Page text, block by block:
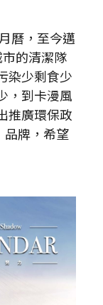
曆，至今邁
的清潔隊
染少剩食少
，到卡漫風
推廣環保政
品牌，希望